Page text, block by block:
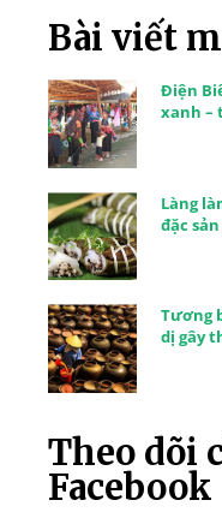
Bài viết
Điện
xanh –
Làng
đặc
Tương
dị gây
Theo dõi
Facebook